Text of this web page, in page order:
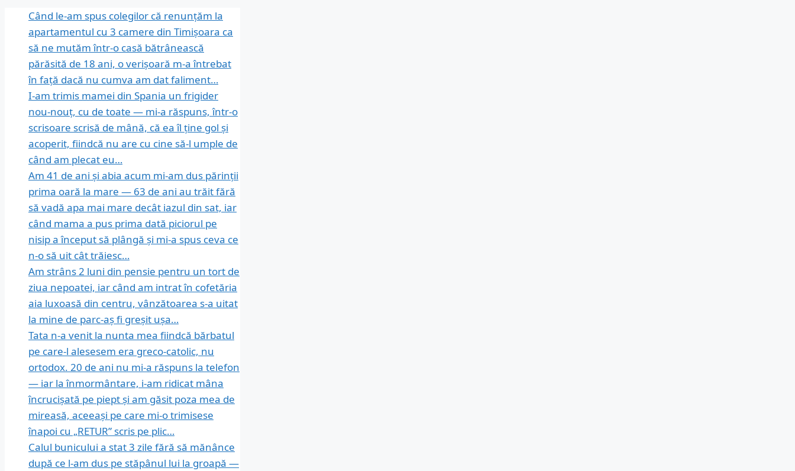
Când le-am spus colegilor că renunțăm la
apartamentul cu 3 camere din Timișoara ca
să ne mutăm într-o casă bătrânească
părăsită de 18 ani, o verișoară m-a întrebat
în față dacă nu cumva am dat faliment…
I-am trimis mamei din Spania un frigider
nou-nouț, cu de toate — mi-a răspuns, într-o
scrisoare scrisă de mână, că ea îl ține gol și
acoperit, fiindcă nu are cu cine să-l umple de
când am plecat eu…
Am 41 de ani și abia acum mi-am dus părinții
prima oară la mare — 63 de ani au trăit fără
să vadă apa mai mare decât iazul din sat, iar
când mama a pus prima dată piciorul pe
nisip a început să plângă și mi-a spus ceva ce
n-o să uit cât trăiesc…
Am strâns 2 luni din pensie pentru un tort de
ziua nepoatei, iar când am intrat în cofetăria
aia luxoasă din centru, vânzătoarea s-a uitat
la mine de parc-aș fi greșit ușa…
Tata n-a venit la nunta mea fiindcă bărbatul
pe care-l alesesem era greco-catolic, nu
ortodox. 20 de ani nu mi-a răspuns la telefon
— iar la înmormântare, i-am ridicat mâna
încrucișată pe piept și am găsit poza mea de
mireasă, aceeași pe care mi-o trimisese
înapoi cu „RETUR” scris pe plic…
Calul bunicului a stat 3 zile fără să mănânce
după ce l-am dus pe stăpânul lui la groapă —